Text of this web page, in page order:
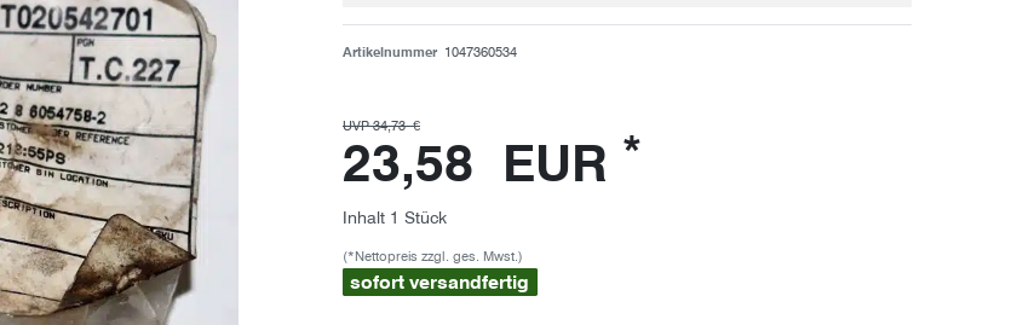
Artikelnummer 1047360534
UVP 34,73 €
23,58 EUR *
Inhalt 1 Stück
(*Nettopreis zzgl. ges. Mwst.)
sofort versandfertig